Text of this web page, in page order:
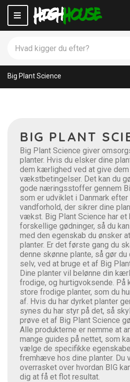
M
e
u
t
e
g
r
o
Big Plant Science
BIG PLANT
Big Plant Science giver
planter. Hvis du elsker dine
dem kærlighed ved at give
vækstbetingelser. Det kan du
gode næringsstoffer gennem
som er udviklet i Danmark efter
vandforhold, der sikrer dine
vækst. Big Plant Science har et
forskellige gødninger, så du
med den egenskab du ønsker
planter. Er det første gang du
denne skønne plante, så gør
selv, ved at bruge et af Big
Dine planter vil belønne din
frodige, og hurtigvoksende. På
store frodige planter, som du
af. Hvis du har dyrket planter
synes du har styr på det, så
prøve et af Big Plant Science
Alle produkterne er nemme at
mange guides på nettet, som
vælge de specifikke
fremhæve hos dine planter. Du
overrasket over hvordan BIG
dig at få et flot resultat.